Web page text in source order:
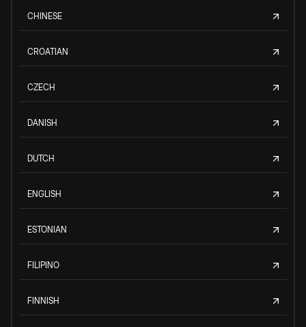
CHINESE
CROATIAN
CZECH
DANISH
DUTCH
ENGLISH
ESTONIAN
FILIPINO
FINNISH